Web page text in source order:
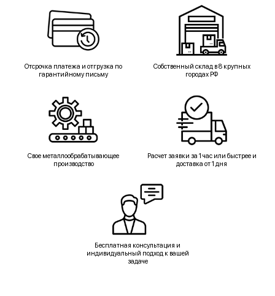
Отсрочка платежа и отгрузка по
гарантийному письму
Собственный склад в 8 крупных
городах РФ
Свое металлообрабатывающее
производство
Расчет заявки за 1 час или быстрее и
доставка от 1 дня
Бесплатная консультация и
индивидуальный подход к вашей
задаче